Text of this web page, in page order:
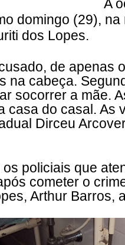
A
domingo (29),
dos Lopes.
de apenas
na cabeça.
socorrer a mãe.
casa do casal. As
Dirceu
policiais que
cometer o
Arthur Barros,